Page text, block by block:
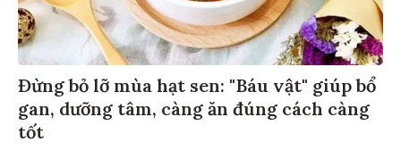
Đừng bỏ lỡ mùa hạt sen: "Báu vật" giúp bổ
gan, dưỡng tâm, càng ăn đúng cách càng
tốt